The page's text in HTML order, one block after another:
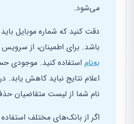
می‌شود.
دقت کنید که شماره موبایل
باشد. برای اطمینان، از سرویس
به‌نام استفاده کنید. موجودی
اعلام نتایج نباید کاهش یابد.
نام شما از لیست متقاضیان
اگر از بانک‌های مختلف